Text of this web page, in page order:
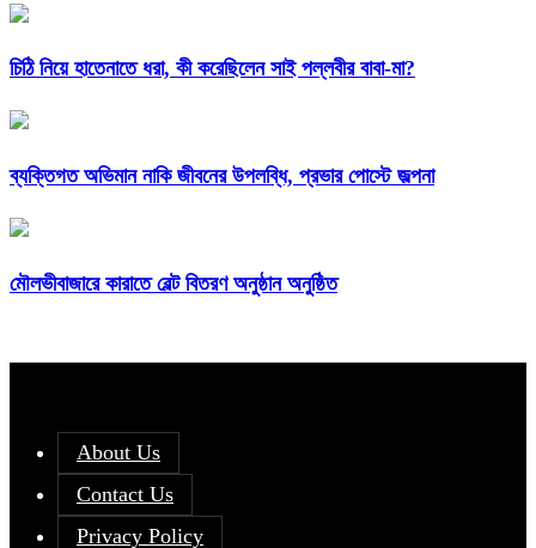
চিঠি নিয়ে হাতেনাতে ধরা, কী করেছিলেন সাই পল্লবীর বাবা-মা?
ব্যক্তিগত অভিমান নাকি জীবনের উপলব্ধি, প্রভার পোস্টে জল্পনা
মৌলভীবাজারে কারাতে বেল্ট বিতরণ অনুষ্ঠান অনুষ্ঠিত
About Us
Contact Us
Privacy Policy